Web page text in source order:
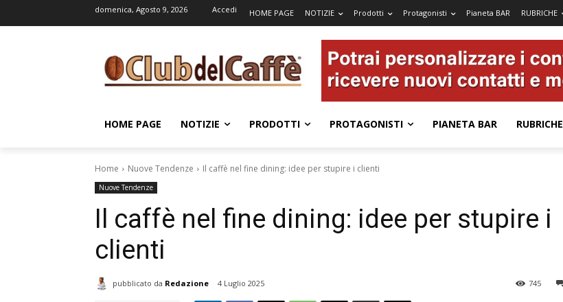
domenica, Agosto 9, 2026 Accedi HOME PAGE NOTIZIE Prodotti Protagonisti Pianeta BAR RUBRICHE
HOME PAGE NOTIZIE PRODOTTI PROTAGONISTI PIANETA BAR RUBRICHE
Home Nuove Tendenze Il caffè nel fine dining: idee per stupire i clienti
Nuove Tendenze
Il caffè nel fine dining: idee per stupire i
clienti
pubblicato da Redazione 4 Luglio 2025 745